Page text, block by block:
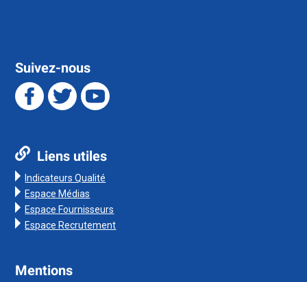
Suivez-nous
Liens utiles
Indicateurs Qualité
Espace Médias
Espace Fournisseurs
Espace Recrutement
Mentions